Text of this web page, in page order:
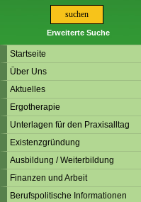
Erweiterte Suche
Startseite
Über Uns
Aktuelles
Ergotherapie
Unterlagen für den Praxisalltag
Existenzgründung
Ausbildung / Weiterbildung
Finanzen und Arbeit
Berufspolitische Informationen